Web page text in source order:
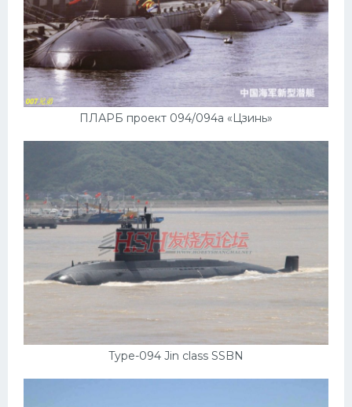
ПЛАРБ проект 094/094а «Цзинь»
Type-094 Jin class SSBN